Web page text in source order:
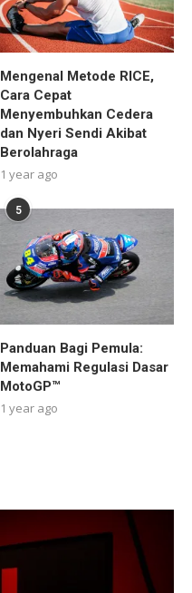
Mengenal Metode RICE,
Cara Cepat
Menyembuhkan Cedera
dan Nyeri Sendi Akibat
Berolahraga
1 year ago
5
Panduan Bagi Pemula:
Memahami Regulasi Dasar
MotoGP™
1 year ago